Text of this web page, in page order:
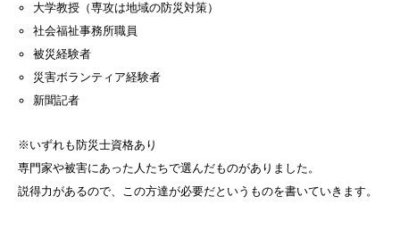
大学教授（専攻は地域の防災対策）
社会福祉事務所職員
被災経験者
災害ボランティア経験者
新聞記者
※いずれも防災士資格あり
専門家や被害にあった人たちで選んだものがありました。
説得力があるので、この方達が必要だというものを書いていきます。